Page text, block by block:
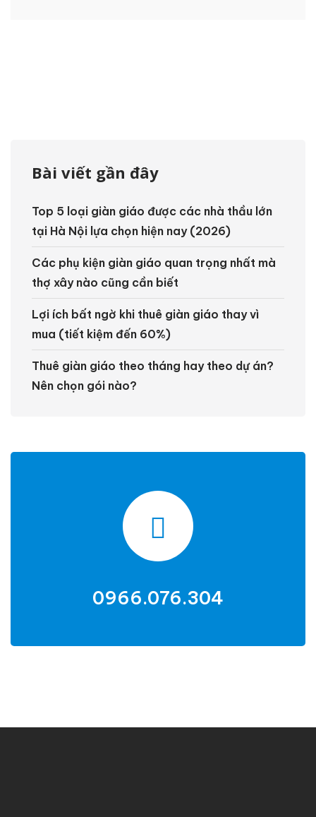
Bài viết gần đây
Top 5 loại giàn giáo được các nhà thầu lớn
tại Hà Nội lựa chọn hiện nay (2026)
Các phụ kiện giàn giáo quan trọng nhất mà
thợ xây nào cũng cần biết
Lợi ích bất ngờ khi thuê giàn giáo thay vì
mua (tiết kiệm đến 60%)
Thuê giàn giáo theo tháng hay theo dự án?
Nên chọn gói nào?
0966.076.304